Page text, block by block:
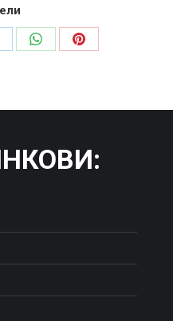
Share
Share
: